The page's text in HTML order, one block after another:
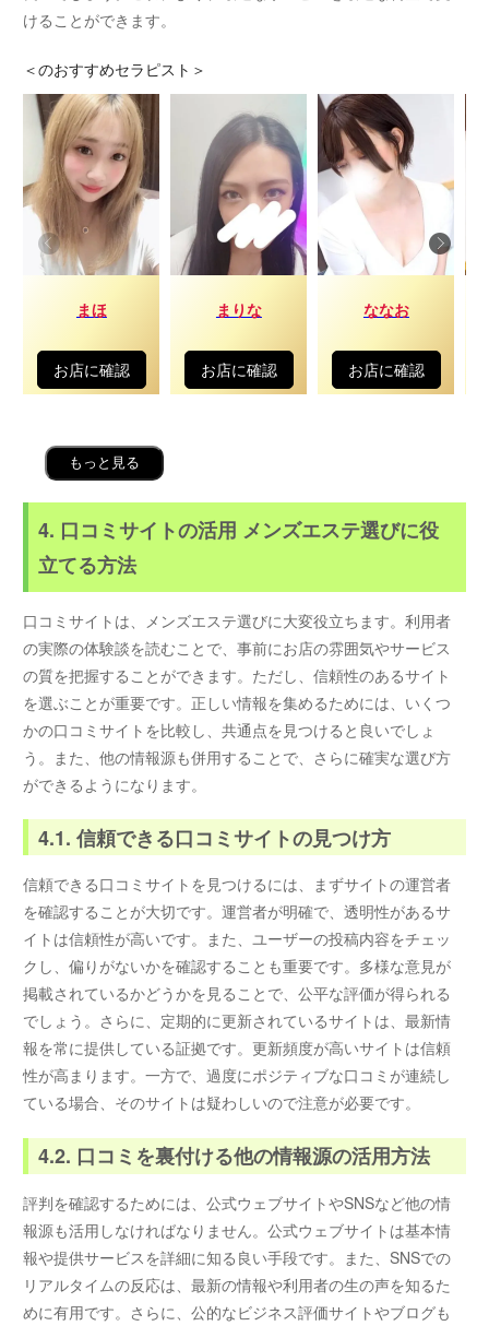
けることができます。
＜のおすすめセラピスト＞
まほ
お店に確認
まりな
お店に確認
ななお
お店に確認
もっと見る
4. 口コミサイトの活用 メンズエステ選びに役
立てる方法
口コミサイトは、メンズエステ選びに大変役立ちます。利用者
の実際の体験談を読むことで、事前にお店の雰囲気やサービス
の質を把握することができます。ただし、信頼性のあるサイト
を選ぶことが重要です。正しい情報を集めるためには、いくつ
かの口コミサイトを比較し、共通点を見つけると良いでしょ
う。また、他の情報源も併用することで、さらに確実な選び方
ができるようになります。
4.1. 信頼できる口コミサイトの見つけ方
信頼できる口コミサイトを見つけるには、まずサイトの運営者
を確認することが大切です。運営者が明確で、透明性があるサ
イトは信頼性が高いです。また、ユーザーの投稿内容をチェッ
クし、偏りがないかを確認することも重要です。多様な意見が
掲載されているかどうかを見ることで、公平な評価が得られる
でしょう。さらに、定期的に更新されているサイトは、最新情
報を常に提供している証拠です。更新頻度が高いサイトは信頼
性が高まります。一方で、過度にポジティブな口コミが連続し
ている場合、そのサイトは疑わしいので注意が必要です。
4.2. 口コミを裏付ける他の情報源の活用方法
評判を確認するためには、公式ウェブサイトやSNSなど他の情
報源も活用しなければなりません。公式ウェブサイトは基本情
報や提供サービスを詳細に知る良い手段です。また、SNSでの
リアルタイムの反応は、最新の情報や利用者の生の声を知るた
めに有用です。さらに、公的なビジネス評価サイトやブログも